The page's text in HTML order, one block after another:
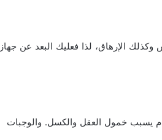
الإرهاق، لذا فعليك البعد عن جهاز
يسبب خمول العقل والكسل. والوجبات